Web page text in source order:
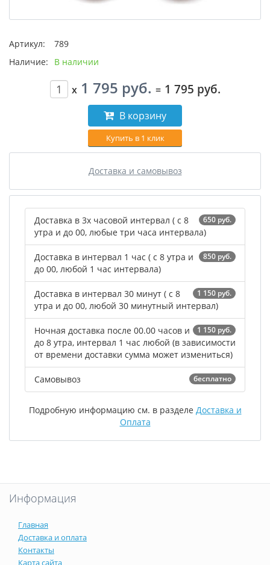
Артикул:
789
Наличие:
В наличии
x 1 795 руб. = 1 795 руб.
В корзину
Купить в 1 клик
Доставка и самовывоз
650 руб.
Доставка в 3х часовой интервал ( с 8
утра и до 00, любые три часа интервала)
850 руб.
Доставка в интервал 1 час ( с 8 утра и
до 00, любой 1 час интервала)
1 150 руб.
Доставка в интервал 30 минут ( с 8
утра и до 00, любой 30 минутный интервал)
1 150 руб.
Ночная доставка после 00.00 часов и
до 8 утра, интервал 1 час любой (в зависимости
от времени доставки сумма может измениться)
бесплатно
Самовывоз
Подробную информацию см. в разделе Доставка и
Оплата
Информация
Главная
Доставка и оплата
Контакты
Карта сайта